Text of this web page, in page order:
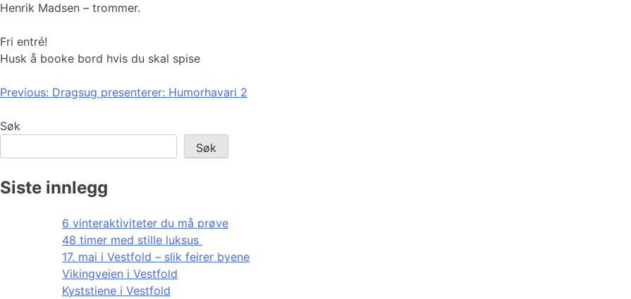
Henrik Madsen – trommer.
Fri entré!
Husk å booke bord hvis du skal spise
Innleggsnavigasjon
Previous: Dragsug presenterer: Humorhavari 2
Søk
Søk
Siste innlegg
6 vinteraktiviteter du må prøve
48 timer med stille luksus
17. mai i Vestfold – slik feirer byene
Vikingveien i Vestfold
Kyststiene i Vestfold